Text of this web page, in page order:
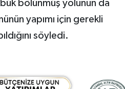
bölünmüş yolunun da
yapımı için gerekli
söyledi.